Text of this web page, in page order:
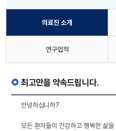
의료진 소개
연구업적
최고만을 약속드립니다.
안녕하십니까?
모든 환자들이 건강하고 행복한 삶